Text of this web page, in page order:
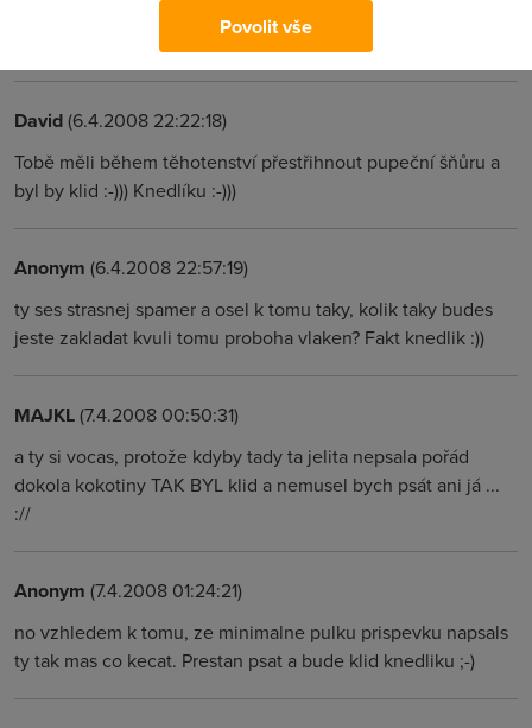
vydřidušská firma s předraženýma a nekvalitníma službama,
pohybující se na hraně zákona.
David(6.4.2008 22:22:18)
Tobě měli během těhotenství přestřihnout pupeční šňůru a
byl by klid :-))) Knedlíku :-)))
Anonym (6.4.2008 22:57:19)
ty ses strasnej spamer a osel k tomu taky, kolik taky budes
jeste zakladat kvuli tomu proboha vlaken? Fakt knedlik :))
MAJKL(7.4.2008 00:50:31)
a ty si vocas, protože kdyby tady ta jelita nepsala pořád
dokola kokotiny TAK BYL klid a nemusel bych psát ani já ...
://
Anonym (7.4.2008 01:24:21)
no vzhledem k tomu, ze minimalne pulku prispevku napsals
ty tak mas co kecat. Prestan psat a bude klid knedliku ;-)
Povolit vše